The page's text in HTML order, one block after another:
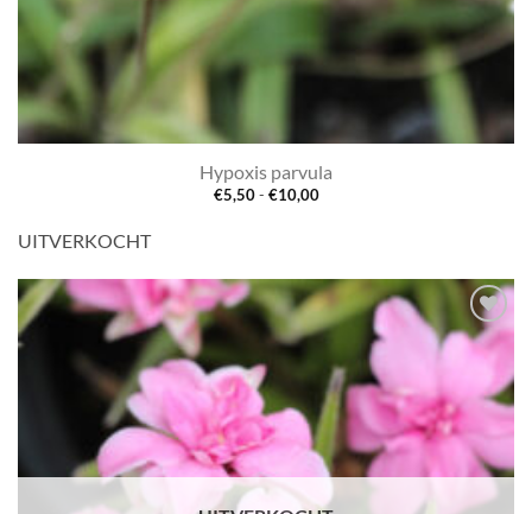
Hypoxis parvula
€5,50 - €10,00Prijsklasse:
UITVERKOCHT
Toevoegen
aan